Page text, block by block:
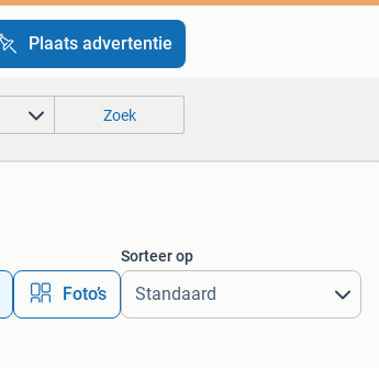
Plaats advertentie
Zoek
Foto’s
Sorteer op